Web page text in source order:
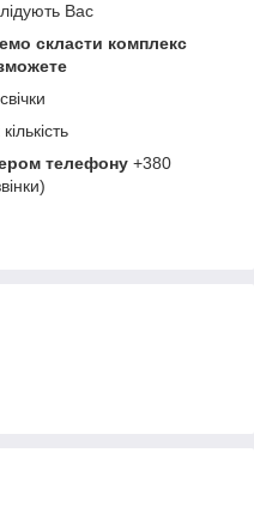
Вас
скласти комплекс
телефону +380